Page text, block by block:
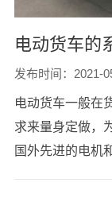
电动货车的
发布时间：2021-
电动货车一般在
求来量身定做，
国外先进的电机